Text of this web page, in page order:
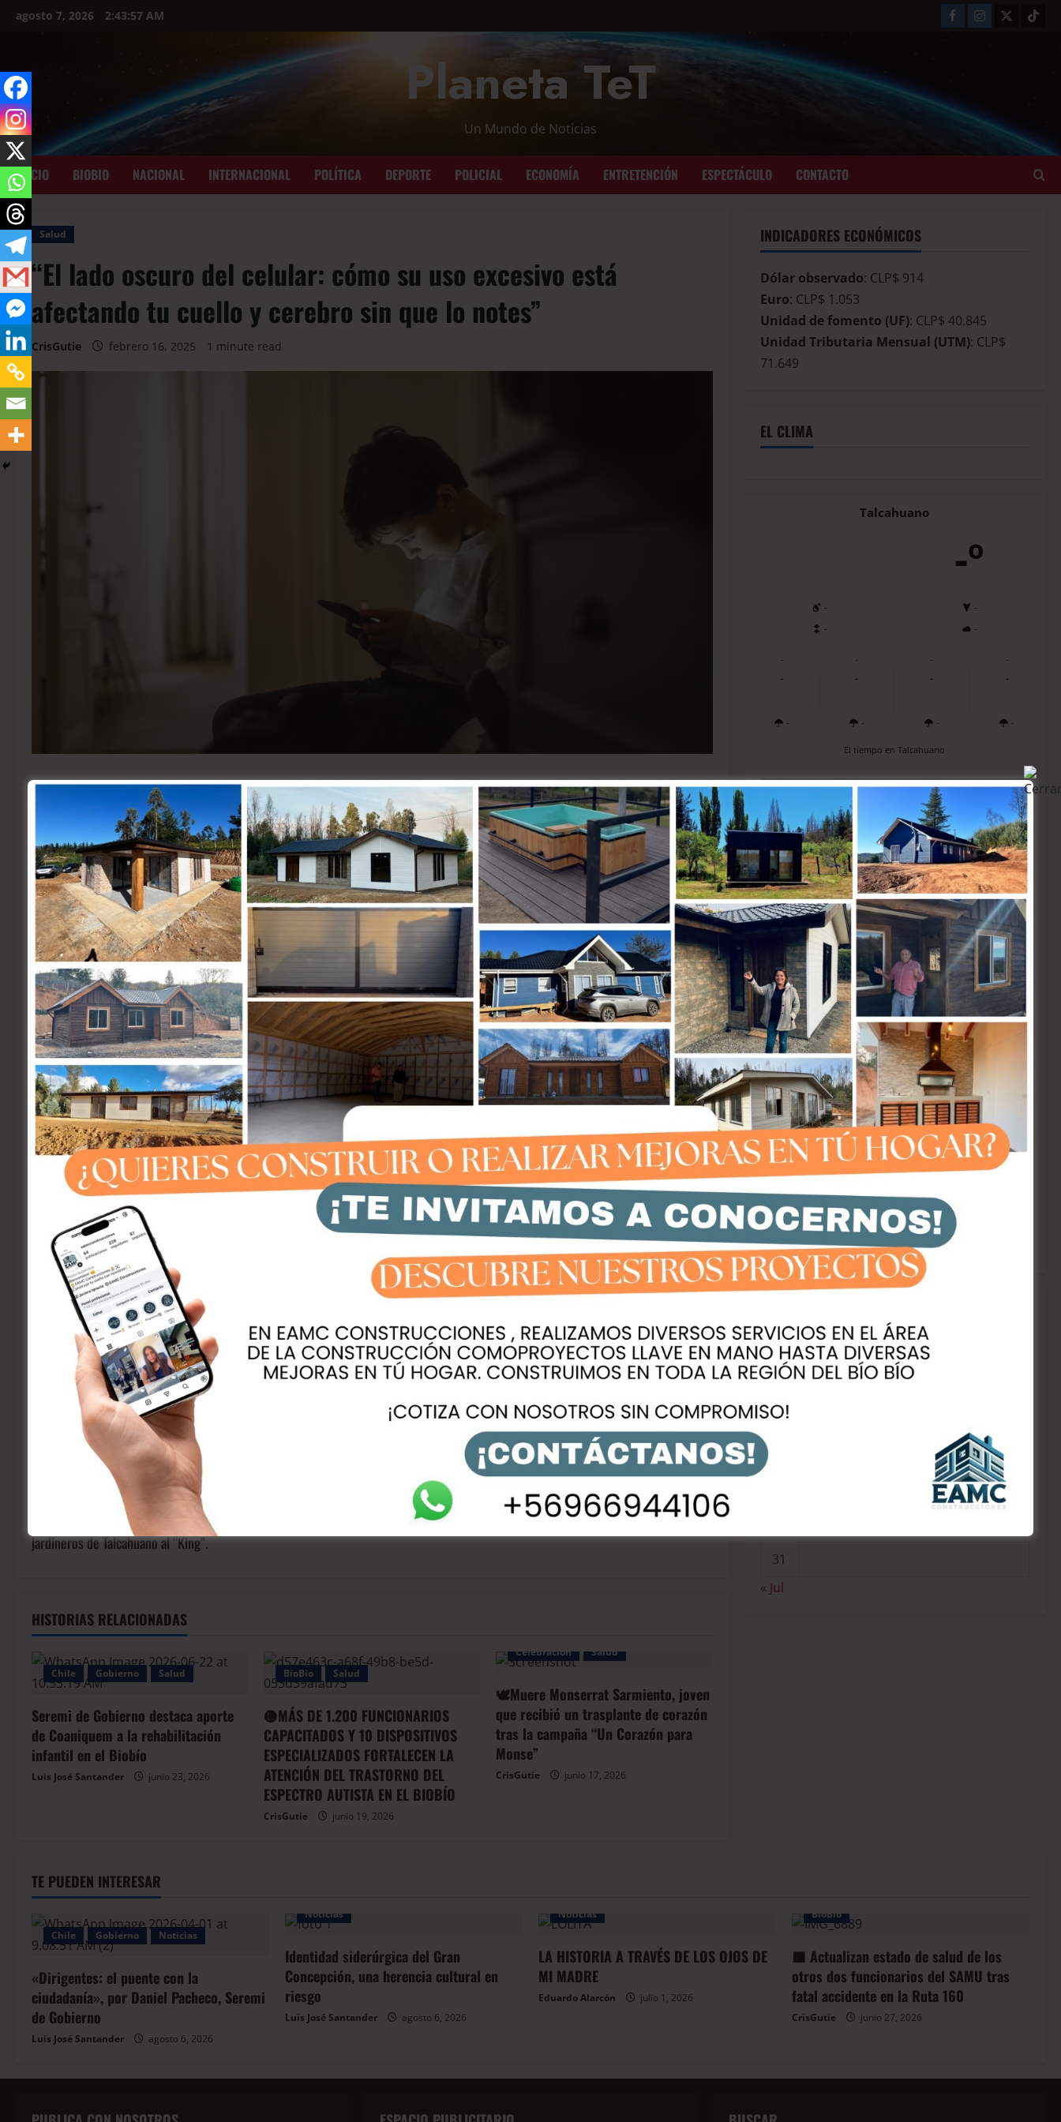
agosto 7, 2026 2:43:58 AM
Planeta TeT
Un Mundo de Noticias
INICIO BIOBIO NACIONAL INTERNACIONAL POLÍTICA DEPORTE POLICIAL ECONOMÍA ENTRETENCIÓN ESPECTÁCULO CONTACTO
Salud
“El lado oscuro del celular: cómo su uso excesivo está
afectando tu cuello y cerebro sin que lo notes”
CrisGutie febrero 16, 2025 1 minute read
El uso excesivo de smartphones puede provocar graves consecuencias para la salud física y mental
de las personas, según señalan Carlos Catalán, kinesiólogo, y Manuel Pérez, subdirector del Centro de
Datos e Inteligencia Artificial (CDIA) de la Universidad de Concepción.
Catalán advierte sobre el riesgo del «text neck» o «cuello de texto», que puede causar dolores
crónicos en la zona cervical y afectar la alineación de la columna vertebral, aumentando el riesgo de
desarrollar condiciones como escoliosis o hipercifosis. Para prevenir estos daños, se recomienda
mantener una postura adecuada al usar el smartphone, realizar ejercicios de fortalecimiento y
estiramientos, así como tomar descansos frecuentes.
Por otro lado, Pérez destaca los peligros del «doomscrolling» o consumo excesivo de contenido
negativo en redes sociales, que puede generar cansancio mental y distorsionar la percepción de la
realidad. Recomienda seguir fuentes verificadas de información y controlar el tiempo de uso del
celular para evitar la pérdida de productividad y la ansiedad.
Fuente: Radio Biobio
ACERCA DEL AUTOR
CrisGutie
Ver todas las entradas
“¿Kinnikuman o Arturo Vidal? El curioso homenaje de los
jardineros de Talcahuano al “King”.
Siguiente:
🇨🇱Stephanie Vaquer
HISTORIAS RELACIONADAS
Chile Gobierno Salud
Seremi de Gobierno destaca aporte
de Coaniquem a la rehabilitación
infantil en el Biobío
Luis José Santander junio 23, 2026
BioBio Salud
🟡MÁS DE 1.200 FUNCIONARIOS
CAPACITADOS Y 10 DISPOSITIVOS
ESPECIALIZADOS FORTALECEN LA
ATENCIÓN DEL TRASTORNO DEL
ESPECTRO AUTISTA EN EL BIOBÍO
CrisGutie junio 19, 2026
Celebración Salud
🕊️Muere Monserrat Sarmiento, joven
que recibió un trasplante de corazón
tras la campaña “Un Corazón para
Monse”
CrisGutie junio 17, 2026
INDICADORES ECONÓMICOS
Dólar observado: CLP$ 914
Euro: CLP$ 1.053
Unidad de fomento (UF): CLP$ 40.845
Unidad Tributaria Mensual (UTM): CLP$
71.649
EL CLIMA
Talcahuano
-º
-
-
-
-
-
-
-
-
-
-
-
-
-
-
-
-
El tiempo en Talcahuano
L M X J V
3
14 15
16
21 22
23
31
« Jul
TE PUEDEN INTERESAR
Chile Gobierno Noticias
«Dirigentes: el puente con la
ciudadanía», por Daniel Pacheco, Seremi
de Gobierno
Luis José Santander agosto 6, 2026
Noticias
Identidad siderúrgica del Gran
Concepción, una herencia cultural en
riesgo
Luis José Santander agosto 6, 2026
Noticias
LA HISTORIA A TRAVÉS DE LOS OJOS DE
MI MADRE
Eduardo Alarcón julio 1, 2026
BioBio
🟥 Actualizan estado de salud de los
otros dos funcionarios del SAMU tras
fatal accidente en la Ruta 160
CrisGutie junio 27, 2026